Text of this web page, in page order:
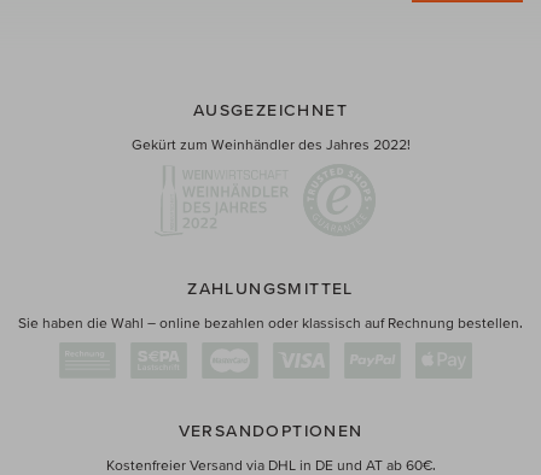
AUSGEZEICHNET
Gekürt zum Weinhändler des Jahres 2022!
ZAHLUNGSMITTEL
Sie haben die Wahl – online bezahlen oder klassisch auf Rechnung bestellen.
VERSANDOPTIONEN
Kostenfreier Versand via DHL in DE und AT ab 60€.